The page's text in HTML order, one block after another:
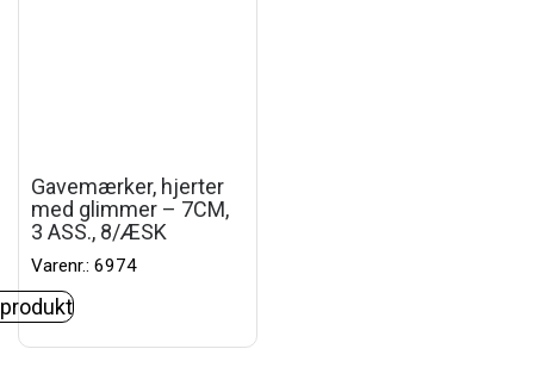
Gavemærker, hjerter
med glimmer – 7CM,
3 ASS., 8/ÆSK
Varenr.: 6974